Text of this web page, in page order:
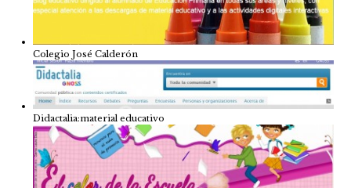
Colegio José Calderón
Didactalia:material educativo